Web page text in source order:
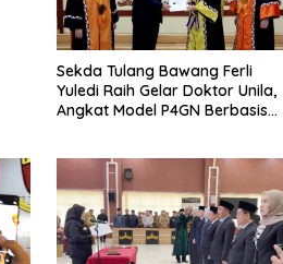
Sekda Tulang Bawang Ferli
Yuledi Raih Gelar Doktor Unila,
Angkat Model P4GN Berbasis